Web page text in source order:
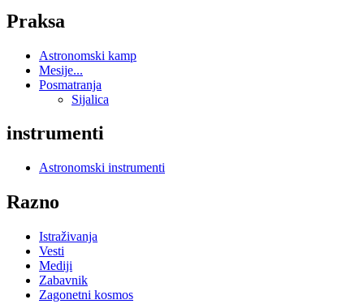
Praksa
Astronomski kamp
Mesije...
Posmatranja
Sijalica
instrumenti
Astronomski instrumenti
Razno
Istraživanja
Vesti
Mediji
Zabavnik
Zagonetni kosmos